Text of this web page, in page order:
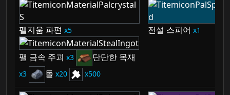
팰지움 파편 5
팰 금속 주괴 3 단단한 목재
3 돌 20 500
전설 스피어 1